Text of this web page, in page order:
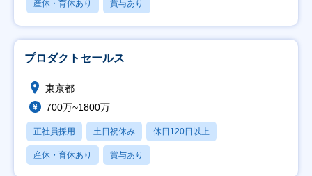
産休・育休あり 賞与あり
プロダクトセールス
東京都
700万~1800万
正社員採用 土日祝休み 休日120日以上
産休・育休あり 賞与あり